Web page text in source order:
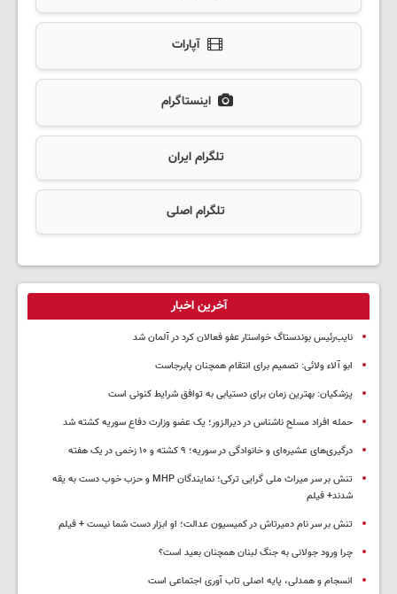
آپارات
اینستاگرام
تلگرام ایران
تلگرام اصلی
آخرین اخبار
نایب‌رئیس بوندستاگ خواستار عفو فعالان کرد در آلمان شد
ابو آلاء ولائی: تصمیم برای انتقام همچنان پابرجاست
پزشکیان‌: بهترین زمان برای دستیابی به توافق شرایط کنونی است
حمله افراد مسلح ناشناس در دیرالزور؛ یک عضو وزارت دفاع سوریه کشته شد
درگیری‌های عشیره‌ای و خانوادگی در سوریه؛ ۹ کشته و ۱۰ زخمی در یک هفته
تنش بر سر میراث ملی گرایی ترکی؛ نمایندگان MHP و حزب خوب دست به یقه
شدند+ فیلم
تنش بر سر نام دمیرتاش در کمیسیون عدالت؛ او ابزار دست شما نیست + فیلم
چرا ورود جولانی به جنگ لبنان همچنان بعید است؟
انسجام و همدلی، پایه اصلی تاب آوری اجتماعی است